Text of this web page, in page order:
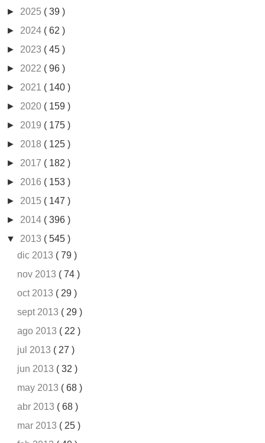
► 2025 ( 39 )
► 2024 ( 62 )
► 2023 ( 45 )
► 2022 ( 96 )
► 2021 ( 140 )
► 2020 ( 159 )
► 2019 ( 175 )
► 2018 ( 125 )
► 2017 ( 182 )
► 2016 ( 153 )
► 2015 ( 147 )
► 2014 ( 396 )
▼ 2013 ( 545 )
dic 2013 ( 79 )
nov 2013 ( 74 )
oct 2013 ( 29 )
sept 2013 ( 29 )
ago 2013 ( 22 )
jul 2013 ( 27 )
jun 2013 ( 32 )
may 2013 ( 68 )
abr 2013 ( 68 )
mar 2013 ( 25 )